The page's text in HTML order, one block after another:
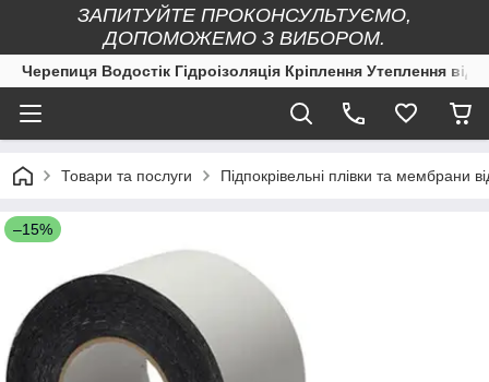
ЗАПИТУЙТЕ ПРОКОНСУЛЬТУЄМО,
ДОПОМОЖЕМО З ВИБОРОМ.
Черепиця Водостік Гідроізоляція Кріплення Утеплення
Товари та послуги Підпокрівельні плівки та мембрани
–15%